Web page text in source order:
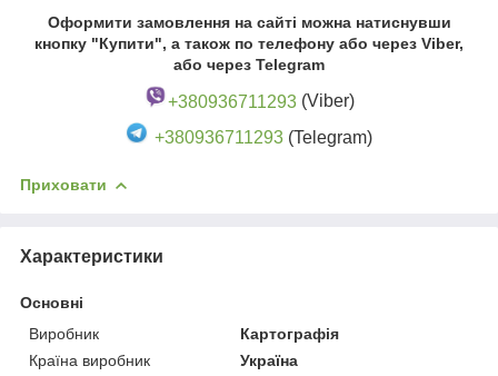
Оформити замовлення на сайті можна натиснувши
кнопку "Купити", а також по телефону або через Viber,
або через Telegram
+380936711293(Viber)
+380936711293 (Telegram)
Приховати
Характеристики
Основні
Виробник
Картографія
Країна виробник
Україна